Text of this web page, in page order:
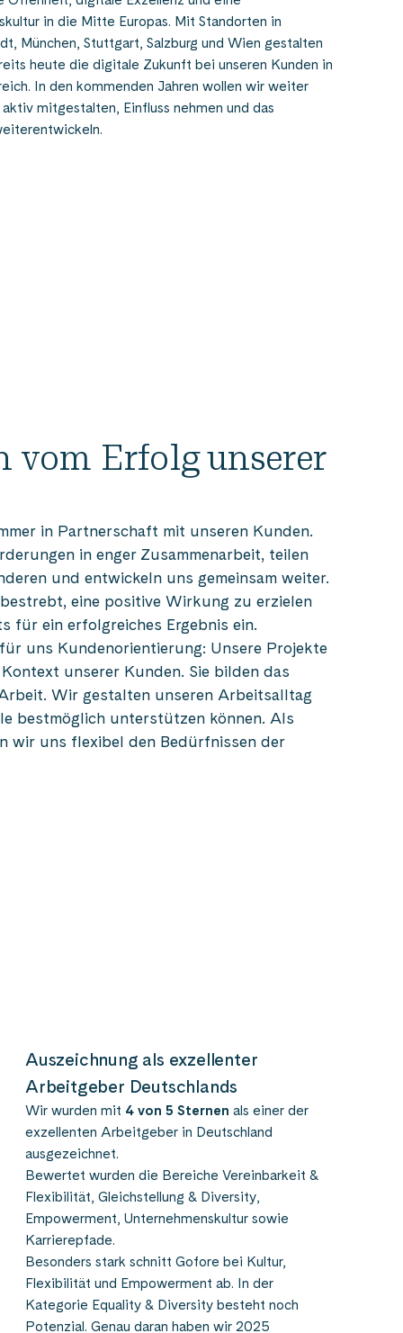
in die Mitte Europas. Mit Standorten in
München, Stuttgart, Salzburg und Wien gestalten
heute die digitale Zukunft bei unseren Kunden in
. In den kommenden Jahren wollen wir weiter
mitgestalten, Einfluss nehmen und das
vom Erfolg unserer
in Partnerschaft mit unseren Kunden.
in enger Zusammenarbeit, teilen
und entwickeln uns gemeinsam weiter.
eine positive Wirkung zu erzielen
für ein erfolgreiches Ergebnis ein.
uns Kundenorientierung: Unsere Projekte
unserer Kunden. Sie bilden das
Wir gestalten unseren Arbeitsalltag
bestmöglich unterstützen können. Als
wir uns flexibel den Bedürfnissen der
Auszeichnung als exzellenter
Arbeitgeber Deutschlands​
Wir wurden mit 4 von 5 Sternen als einer der
exzellenten Arbeitgeber in Deutschland
ausgezeichnet.
Bewertet wurden die Bereiche Vereinbarkeit &
Flexibilität, Gleichstellung & Diversity,
Empowerment, Unternehmenskultur sowie
Karrierepfade.
Besonders stark schnitt Gofore bei Kultur,
Flexibilität und Empowerment ab. In der
Kategorie Equality & Diversity besteht noch
Potenzial. Genau daran haben wir 2025